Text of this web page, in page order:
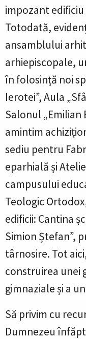
impozant
Totodată,
ansamblului
arhiepiscopale,
în folosință noi
Ierotei”, Aula
Salonul „Emilian
amintim
sediu pentru
eparhială și
campusului
Teologic
edificii: Cantina
Simion Ștefan”,
târnosire. Tot
construirea unei
gimnaziale și a
Să privim cu
Dumnezeu